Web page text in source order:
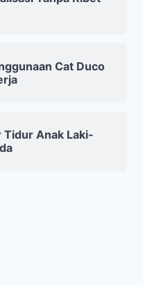
Cat Duco
Anak Laki-